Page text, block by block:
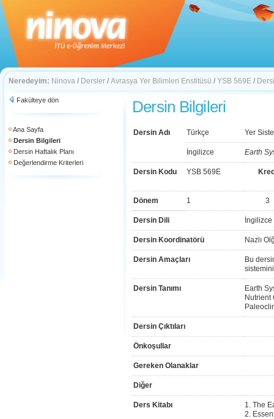
Neredeyim: Ninova / Dersler / Avrasya Yer Bilimleri Enstitüsü / YSB 569E /
Fakülteye dön
Ana Sayfa
Dersin Bilgileri
Dersin Haftalık Planı
Değerlendirme Kriterleri
Dersin Bilgileri
Dersin Adı Türkçe Yer
İngilizce Earth
Dersin Kodu YSB 569E
Dönem 1 3
Dersin Dili İngilizce
Dersin Koordinatörü Nazlı
Dersin Amaçları
Bu
Dersin Tanımı
Earth
Nutrient
Dersin Çıktıları
Önkoşullar
Gereken Olanaklar
Diğer
Ders Kitabı
1. The
2.